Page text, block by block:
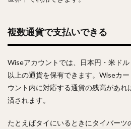
複数通貨で支払いできる
Wiseアカウントでは、日本円・米ド
以上の通貨を保有できます。Wiseカ
ウント内に対応する通貨の残高があ
済されます。
たとえばタイにいるときにタイバー